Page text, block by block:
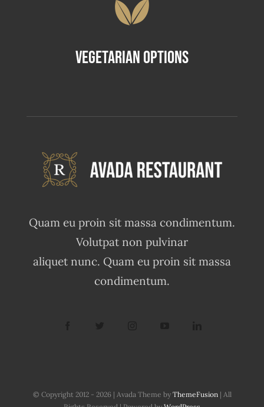
Vegetarian Options
Quam eu proin sit massa condimentum.
Volutpat non pulvinar
aliquet nunc. Quam eu proin sit massa
condimentum.
© Copyright 2012 - 2026 | Avada Theme by ThemeFusion| All